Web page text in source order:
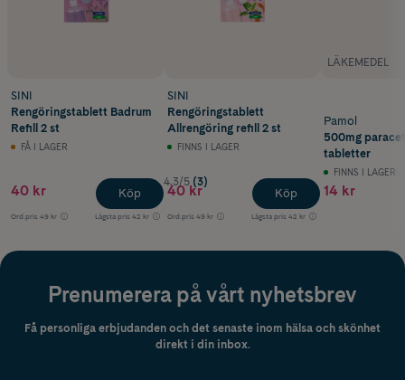
SINI
Rengöringstablett Badrum
Refill 2 st
FÅ I LAGER
40 kr
Ord.pris 49 kr Lägsta pris 42 kr
Köp
SINI
Rengöringstablett
Allrengöring refill 2 st
FINNS I LAGER
4.3/5 (3)
40 kr
Ord.pris 49 kr Lägsta pris 42 kr
Köp
LÄKEMEDEL
Pamol
500mg
tabletter
FINNS I LAGER
14 kr
Prenumerera på vårt nyhetsbrev
Få personliga erbjudanden och det senaste inom hälsa och skönhet
direkt i din inbox.